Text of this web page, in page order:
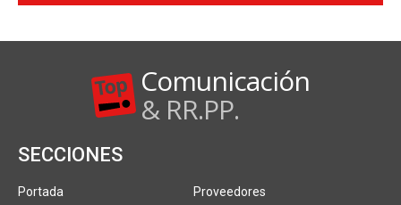
Comunicación
& RR.PP.
SECCIONES
Portada
Proveedores